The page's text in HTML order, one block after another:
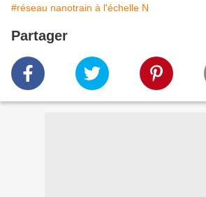
#réseau nanotrain à l'échelle N
Partager